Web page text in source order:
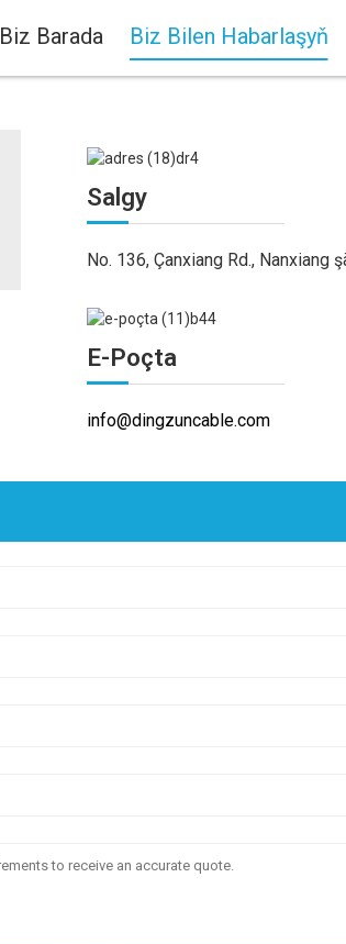
Biz Barada Biz Bilen Habarlaşyň
Salgy
No. 136, Çanxiang Rd., Nanxiang
E-Poçta
info@dingzuncable.com